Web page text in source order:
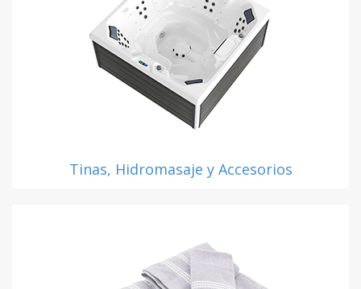
Tinas, Hidromasaje y Accesorios